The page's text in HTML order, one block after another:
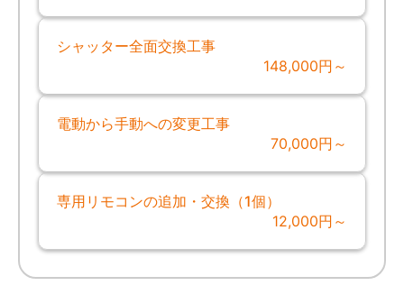
シャッター全面交換工事
148,000円～
電動から手動への変更工事
70,000円～
専用リモコンの追加・交換（1個）
12,000円～